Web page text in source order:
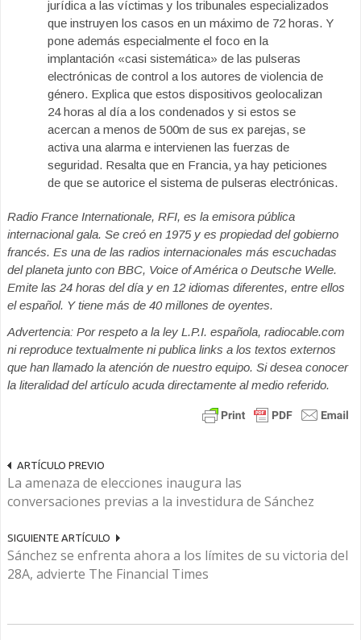
jurídica a las víctimas y los tribunales especializados
que instruyen los casos en un máximo de 72 horas. Y
pone además especialmente el foco en la
implantación «casi sistemática» de las pulseras
electrónicas de control a los autores de violencia de
género. Explica que estos dispositivos geolocalizan
24 horas al día a los condenados y si estos se
acercan a menos de 500m de sus ex parejas, se
activa una alarma e intervienen las fuerzas de
seguridad. Resalta que en Francia, ya hay peticiones
de que se autorice el sistema de pulseras electrónicas.
Radio France Internationale, RFI, es la emisora pública
internacional gala. Se creó en 1975 y es propiedad del gobierno
francés. Es una de las radios internacionales más escuchadas
del planeta junto con BBC, Voice of América o Deutsche Welle.
Emite las 24 horas del día y en 12 idiomas diferentes, entre ellos
el español. Y tiene más de 40 millones de oyentes.
Advertencia: Por respeto a la ley L.P.I. española, radiocable.com
ni reproduce textualmente ni publica links a los textos externos
que han llamado la atención de nuestro equipo. Si desea conocer
la literalidad del artículo acuda directamente al medio referido.
ARTÍCULO PREVIO
La amenaza de elecciones inaugura las
conversaciones previas a la investidura de Sánchez
SIGUIENTE ARTÍCULO
Sánchez se enfrenta ahora a los límites de su victoria del
28A, advierte The Financial Times